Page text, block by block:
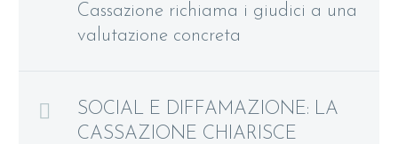
Cassazione richiama i giudici a una
valutazione concreta
SOCIAL E DIFFAMAZIONE: LA
CASSAZIONE CHIARISCE